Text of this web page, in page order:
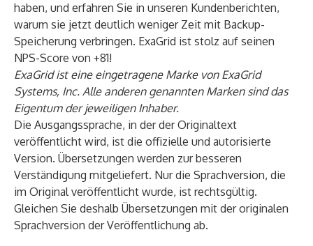
haben, und erfahren Sie in unseren Kundenberichten,
warum sie jetzt deutlich weniger Zeit mit Backup-
Speicherung verbringen. ExaGrid ist stolz auf seinen
NPS-Score von +81!
ExaGrid ist eine eingetragene Marke von ExaGrid
Systems, Inc. Alle anderen genannten Marken sind das
Eigentum der jeweiligen Inhaber.
Die Ausgangssprache, in der der Originaltext
veröffentlicht wird, ist die offizielle und autorisierte
Version. Übersetzungen werden zur besseren
Verständigung mitgeliefert. Nur die Sprachversion, die
im Original veröffentlicht wurde, ist rechtsgültig.
Gleichen Sie deshalb Übersetzungen mit der originalen
Sprachversion der Veröffentlichung ab.